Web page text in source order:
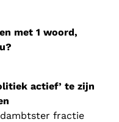
met 1 woord,
actief’ te zijn
fractie